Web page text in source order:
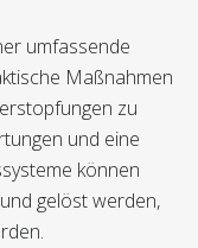
umfassende
Maßnahmen
zu
und eine
können
gelöst werden,